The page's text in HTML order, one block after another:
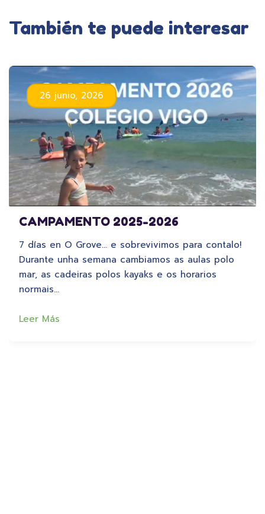
También te puede interesar
26 junio, 2026
CAMPAMENTO 2025-2026
7 días en O Grove… e sobrevivimos para contalo!
Durante unha semana cambiamos as aulas polo
mar, as cadeiras polos kayaks e os horarios
normais…
Leer Más